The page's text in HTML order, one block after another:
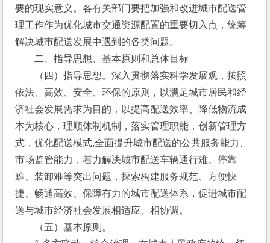
要的现实意义。各有关部门要把加强和改进城市配送管
理工作作为优化城市交通资源配置的重要切入点，统筹
解决城市配送发展中遇到的各类问题。
二、指导思想、基本原则和总体目标
（四）指导思想。深入贯彻落实科学发展观，按照
依法、高效、安全、环保的原则，以满足城市居民和经
济社会发展需求为目的，以提高配送效率、降低物流成
本为核心，理顺体制机制，落实管理职能，创新管理方
式，优化配送模式,全面提升城市配送的公共服务能力、
市场监管能力，着力解决城市配送车辆通行难、停靠
难、装卸难等突出问题，探索构建服务规范、方便快
捷、畅通高效、保障有力的城市配送体系，促进城市配
送与城市经济社会发展相适应、相协调。
（五）基本原则。